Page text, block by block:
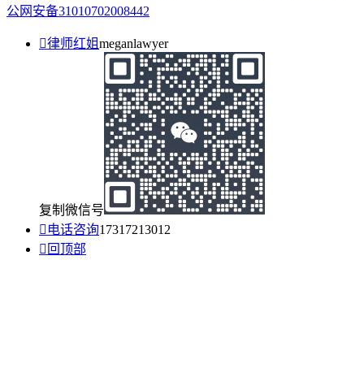
公网安备31010702008442
律师红姐meganlawyer
复制微信号
 电话咨询17317213012
 回顶部